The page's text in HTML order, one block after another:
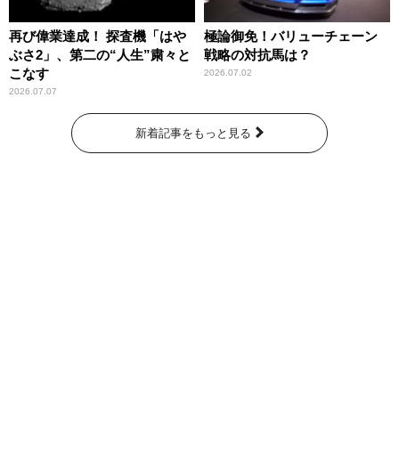
再び偉業達成！ 探査機「はや
ぶさ2」、第二の“人生”粛々と
こなす
2026.07.07
極論御免！バリューチェーン
戦略の対抗馬は？
2026.07.02
新着記事をもっと見る